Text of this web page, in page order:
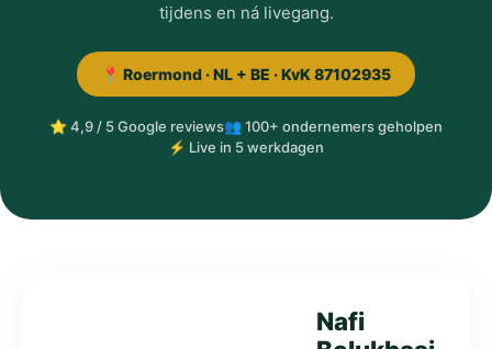
tijdens en ná livegang.
📍 Roermond · NL + BE · KvK 87102935
⭐ 4,9 / 5 Google reviews👥 100+ ondernemers geholpen
⚡ Live in 5 werkdagen
Nafi